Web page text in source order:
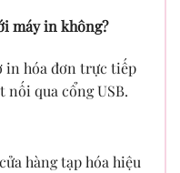
máy in không?
in hóa đơn trực tiếp
nối qua cổng USB.
hàng tạp hóa hiệu